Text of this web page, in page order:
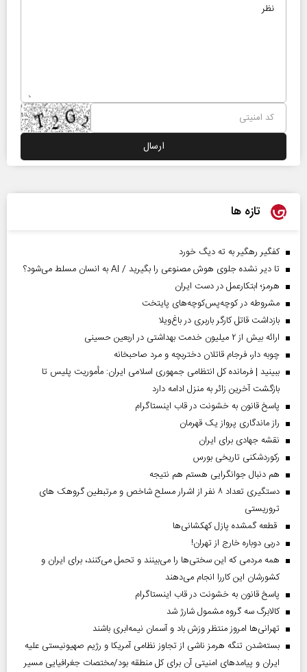
تازه ها
کفگیر رهگیر به ته دیگ خورد
تا دیر نشده جلوی هوش مصنوعی را بگیرید / AI به انسان مسلط می‌شود؟
هرمز؛ ابتکارعمل در دست ایران
مشروطه در کوچه‌پس‌کوچه‌های پایتخت
بازداشت قاتل کارگر باربری در باغ‌ویلا
ارائه بیش از ۲ میلیون خدمت بهداشتی در اربعین حسینی
چوبه دار، فرجام قاتلان دختربچه و مرد صاحبخانه
ببینید | فرمانده کل انتظامی جمهوری اسلامی ایران­: مأموریت پلیس تا
بازگشت آخرین زائر به منزل ادامه دارد
پاسخ قانون به خشونت در قاب اینستاگرام
راز ماندگاری پرواز یک قهرمان
نقشه جهادی برای ایران
رکوردشکنی تاریخی بورس
هم دنبال جوانگرایی هستم هم نتیجه
دستگیری تعداد ۸ نفر از اشرار مسلح شاخص و مرتبطین گروهک های
تروریستی
قطعه گمشده پازل کهکشانی‌ها
دربی دوباره خارج از تهران!
همه مردمی که این سختی‌ها را می‌بینند و تحمل می‌کنند، برای ایران و
کشورشان این کاررا انجام می‌دهند
پاسخ قانون به خشونت در قاب اینستاگرام
کالابرگ سه گروه مشمول شارژ شد
تهرانی‌ها امروز منتظر وزش باد و آسمان نیمه‌ابری باشند
بسته‌شدن تنگه هرمز ناشی از تجاوز نظامی آمریکا و رژیم صهیونیستی علیه
ایران و پیامد‌های امنیتی آن برای کل منطقه بود/مختصات جغرافیایی مسیر